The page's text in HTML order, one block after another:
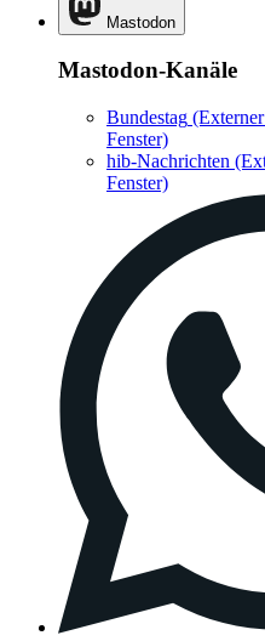
Mastodon
Mastodon-Kanäle
Bundestag
Fenster)
hib-Nachrichten
Fenster)